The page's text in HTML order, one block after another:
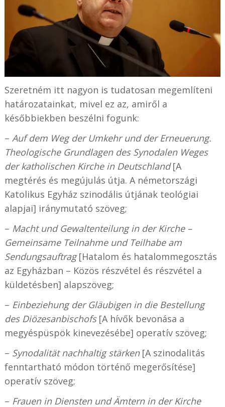
Szeretném itt nagyon is tudatosan megemlíteni
határozatainkat, mivel ez az, amiről a
későbbiekben beszélni fogunk:
– Auf dem Weg der Umkehr und der Erneuerung.
Theologische Grundlagen des Synodalen Weges
der katholischen Kirche in Deutschland[A
megtérés és megújulás útja. A németországi
Katolikus Egyház szinodális útjának teológiai
alapjai] iránymutató szöveg;
– Macht und Gewaltenteilung in der Kirche –
Gemeinsame Teilnahme und Teilhabe am
Sendungsauftrag[Hatalom és hatalommegosztás
az Egyházban – Közös részvétel és részvétel a
küldetésben] alapszöveg;
– Einbeziehung der Gläubigen in die Bestellung
des Diözesanbischofs[A hívők bevonása a
megyéspüspök kinevezésébe] operatív szöveg;
– Synodalität nachhaltig stärken[A szinodalitás
fenntartható módon történő megerősítése]
operatív szöveg;
– Frauen in Diensten und Ämtern in der Kirche